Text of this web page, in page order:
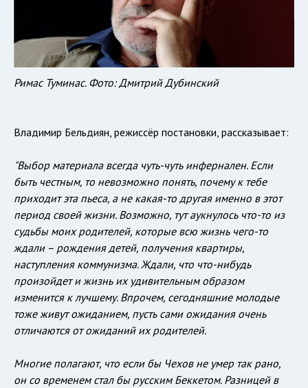
Римас Туминас. Фото: Дмитрий Дубинский
Владимир Бельдиян, режиссёр постановки, рассказывает:
"Выбор материала всегда чуть-чуть инфернален. Если
быть честным, то невозможно понять, почему к тебе
приходит эта пьеса, а не какая-то другая именно в этот
период своей жизни. Возможно, тут аукнулось что-то из
судьбы моих родителей, которые всю жизнь чего-то
ждали – рождения детей, получения квартиры,
наступления коммунизма. Ждали, что что-нибудь
произойдет и жизнь их удивительным образом
изменится к лучшему. Впрочем, сегодняшние молодые
тоже живут ожиданием, пусть сами ожидания очень
отличаются от ожиданий их родителей.
Многие полагают, что если бы Чехов не умер так рано,
он со временем стал бы русским Беккетом. Разницей в